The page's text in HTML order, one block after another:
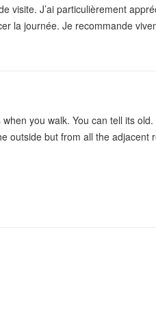
J’ai particulièrement
la journée. Je recommande
you walk. You can tell its
outside but from all the adjacent